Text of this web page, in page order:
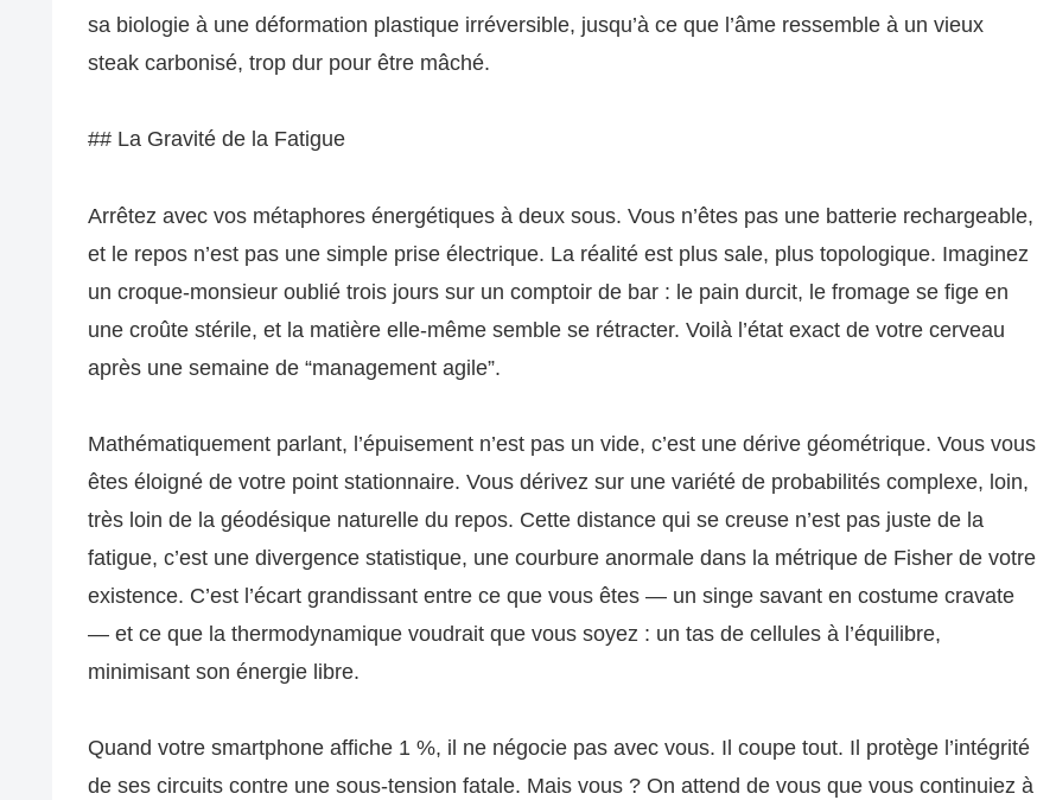
sa biologie à une déformation plastique irréversible, jusqu’à ce que l’âme ressemble à un vieux
steak carbonisé, trop dur pour être mâché.
## La Gravité de la Fatigue
Arrêtez avec vos métaphores énergétiques à deux sous. Vous n’êtes pas une batterie rechargeable,
et le repos n’est pas une simple prise électrique. La réalité est plus sale, plus topologique. Imaginez
un croque-monsieur oublié trois jours sur un comptoir de bar : le pain durcit, le fromage se fige en
une croûte stérile, et la matière elle-même semble se rétracter. Voilà l’état exact de votre cerveau
après une semaine de “management agile”.
Mathématiquement parlant, l’épuisement n’est pas un vide, c’est une dérive géométrique. Vous vous
êtes éloigné de votre point stationnaire. Vous dérivez sur une variété de probabilités complexe, loin,
très loin de la géodésique naturelle du repos. Cette distance qui se creuse n’est pas juste de la
fatigue, c’est une divergence statistique, une courbure anormale dans la métrique de Fisher de votre
existence. C’est l’écart grandissant entre ce que vous êtes — un singe savant en costume cravate
— et ce que la thermodynamique voudrait que vous soyez : un tas de cellules à l’équilibre,
minimisant son énergie libre.
Quand votre smartphone affiche 1 %, il ne négocie pas avec vous. Il coupe tout. Il protège l’intégrité
de ses circuits contre une sous-tension fatale. Mais vous ? On attend de vous que vous continuiez à